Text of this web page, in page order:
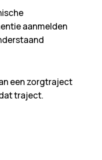
aanmelden
een zorgtraject
traject.